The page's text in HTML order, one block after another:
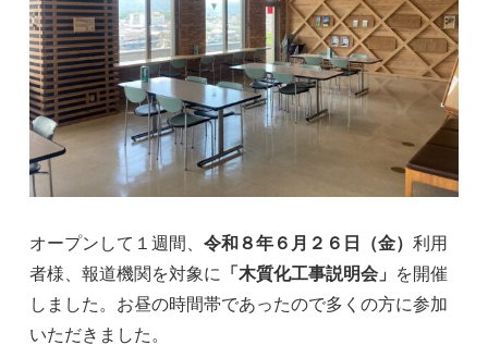
オープンして１週間、令和８年６月２６日（金）利用
者様、報道機関を対象に 「木質化工事説明会」 を開催
しました。お昼の時間帯であったので多くの方に参加
いただきました。